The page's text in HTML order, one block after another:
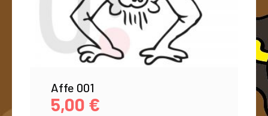
Affe 001
5,00 €